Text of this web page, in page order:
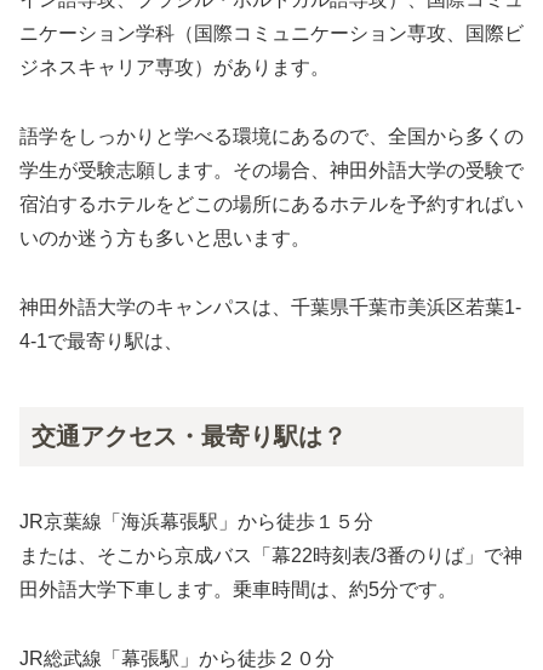
ニケーション学科（国際コミュニケーション専攻、国際ビ
ジネスキャリア専攻）があります。
語学をしっかりと学べる環境にあるので、全国から多くの
学生が受験志願します。その場合、神田外語大学の受験で
宿泊するホテルをどこの場所にあるホテルを予約すればい
いのか迷う方も多いと思います。
神田外語大学のキャンパスは、千葉県千葉市美浜区若葉1-
4-1で最寄り駅は、
交通アクセス・最寄り駅は？
JR京葉線「海浜幕張駅」から徒歩１５分
または、そこから京成バス「幕22時刻表/3番のりば」で神
田外語大学下車します。乗車時間は、約5分です。
JR総武線「幕張駅」から徒歩２０分